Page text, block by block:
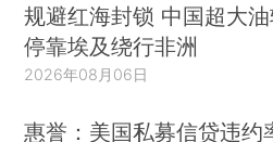
规避红海封锁 中国超大
停靠埃及绕行非洲
2026年08月06日
惠誉：美国私募信贷违约